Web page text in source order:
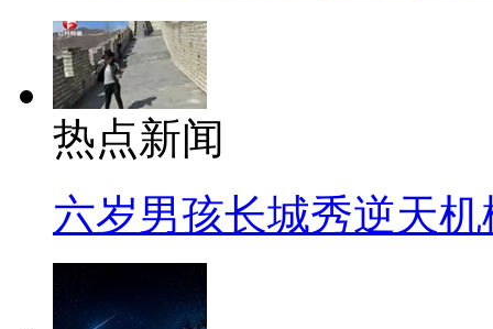
热点新闻
六岁男孩长城秀逆天机